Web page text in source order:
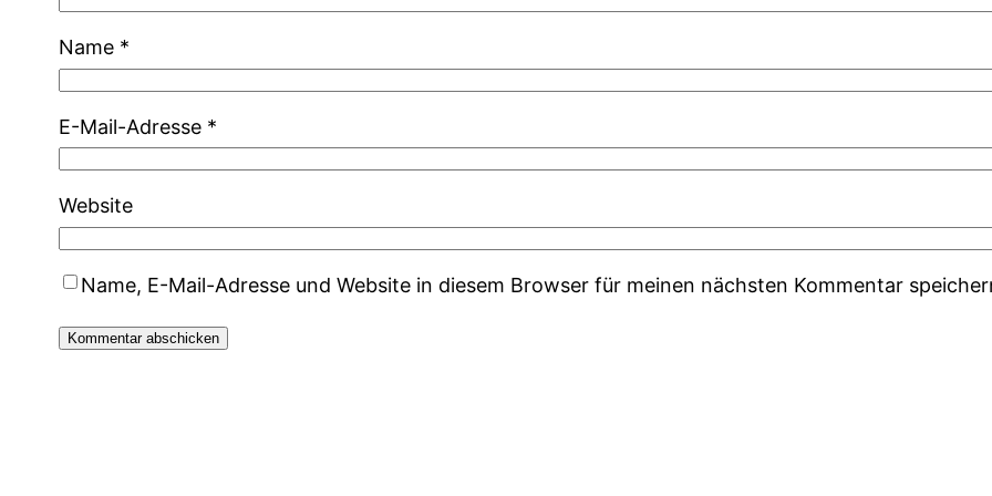
Name *
E-Mail-Adresse *
Website
Name, E-Mail-Adresse und Website in diesem Browser für meinen nächsten Kommentar